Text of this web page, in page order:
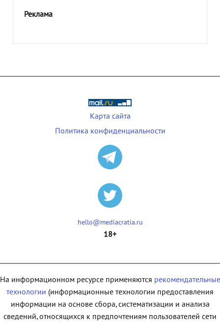
Реклама
Карта сайта
Политика конфиденциальности
hello@mediacratia.ru
18+
На информационном ресурсе применяются рекомендательные
технологии (информационные технологии предоставления
информации на основе сбора, систематизации и анализа
сведений, относящихся к предпочтениям пользователей сети